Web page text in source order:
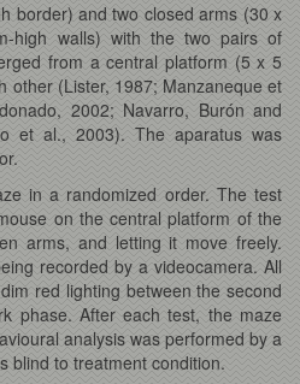
border) and two closed arms (30 x
high walls) with the two pairs of
from a central platform (5 x 5
other (Lister, 1987; Manzaneque et
2002; Navarro, Burón and
et al., 2003). The aparatus was
in a randomized order. The test
on the central platform of the
arms, and letting it move freely.
recorded by a videocamera. All
red lighting between the second
phase. After each test, the maze
analysis was performed by a
blind to treatment condition.